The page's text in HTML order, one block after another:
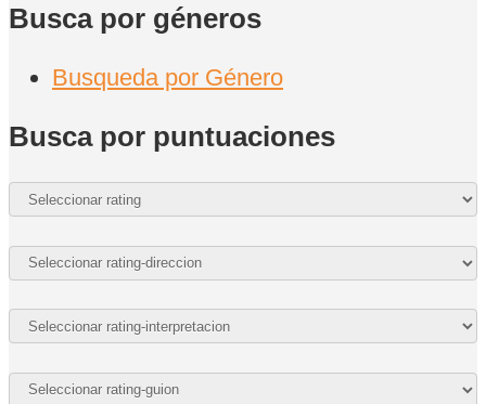
Busca por géneros
Busqueda por Género
Busca por puntuaciones